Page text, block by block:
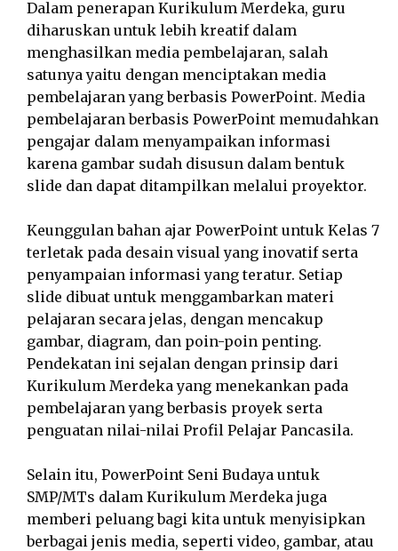
Dalam penerapan Kurikulum Merdeka, guru
diharuskan untuk lebih kreatif dalam
menghasilkan media pembelajaran, salah
satunya yaitu dengan menciptakan media
pembelajaran yang berbasis PowerPoint. Media
pembelajaran berbasis PowerPoint memudahkan
pengajar dalam menyampaikan informasi
karena gambar sudah disusun dalam bentuk
slide dan dapat ditampilkan melalui proyektor.
Keunggulan bahan ajar PowerPoint untuk Kelas 7
terletak pada desain visual yang inovatif serta
penyampaian informasi yang teratur. Setiap
slide dibuat untuk menggambarkan materi
pelajaran secara jelas, dengan mencakup
gambar, diagram, dan poin-poin penting.
Pendekatan ini sejalan dengan prinsip dari
Kurikulum Merdeka yang menekankan pada
pembelajaran yang berbasis proyek serta
penguatan nilai-nilai Profil Pelajar Pancasila.
Selain itu, PowerPoint Seni Budaya untuk
SMP/MTs dalam Kurikulum Merdeka juga
memberi peluang bagi kita untuk menyisipkan
berbagai jenis media, seperti video, gambar, atau